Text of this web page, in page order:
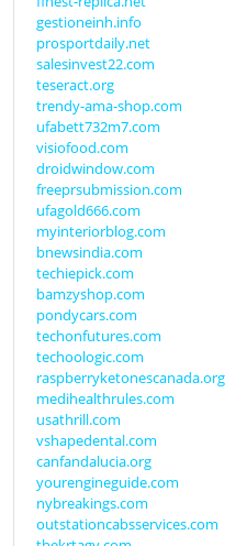
gestioneinh.info
prosportdaily.net
salesinvest22.com
teseract.org
trendy-ama-shop.com
ufabett732m7.com
visiofood.com
droidwindow.com
freeprsubmission.com
ufagold666.com
myinteriorblog.com
bnewsindia.com
techiepick.com
bamzyshop.com
pondycars.com
techonfutures.com
techoologic.com
raspberryketonescanada.org
medihealthrules.com
usathrill.com
vshapedental.com
canfandalucia.org
yourengineguide.com
nybreakings.com
outstationcabsservices.com